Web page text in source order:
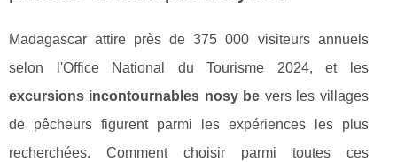
Madagascar attire près de 375 000 visiteurs annuels
selon l'Office National du Tourisme 2024, et les
excursions incontournables nosy be vers les villages
de pêcheurs figurent parmi les expériences les plus
recherchées. Comment choisir parmi toutes ces